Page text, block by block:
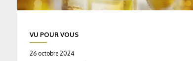
VU POUR VOUS
26 octobre 2024